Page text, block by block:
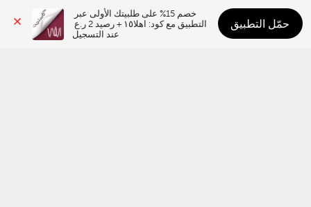
عند التسجيل
حمّل التطبيق